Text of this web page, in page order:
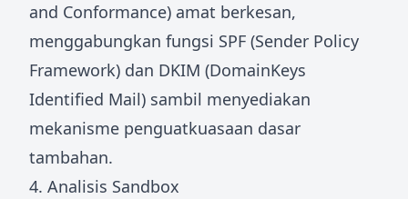
and Conformance) amat berkesan,
menggabungkan fungsi SPF (Sender Policy
Framework) dan DKIM (DomainKeys
Identified Mail) sambil menyediakan
mekanisme penguatkuasaan dasar
tambahan.
4. Analisis Sandbox